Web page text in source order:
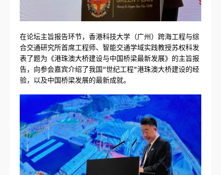
在论坛主旨报告环节，香港科技大学（广州）跨海工程与综
合交通研究所首席工程师、智能交通学域实践教授苏权科发
表了题为《港珠澳大桥建设与中国桥梁最新发展》的主旨报
告，向参会嘉宾介绍了我国“世纪工程”港珠澳大桥建设的经
验，以及中国桥梁发展的最新成就。